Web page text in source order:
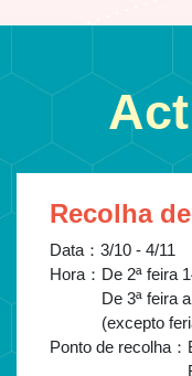
Recolha
Data： 3/10 - 4/11
Hora： De 2ª feira
De 3ª feira
(excepto
Ponto de recolha：